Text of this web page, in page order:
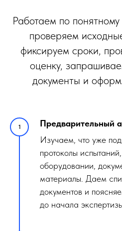
Работаем по
проверяем
фиксируем сроки,
оценку,
документы и
Предварительный
Изучаем, что уже
протоколы
оборудовании,
материалы. Даем
документов и
до начала